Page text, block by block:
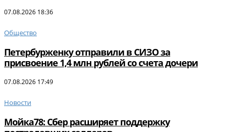
07.08.2026 18:36
Общество
Петербурженку отправили в СИЗО за
присвоение 1,4 млн рублей со счета дочери
07.08.2026 17:49
Новости
Мойка78: Сбер расширяет поддержку